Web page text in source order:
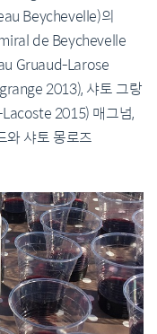
Beychevelle)의
de Beychevelle
Gruaud-Larose
2013), 샤토 그랑
2015) 매그넘,
와 샤토 몽로즈